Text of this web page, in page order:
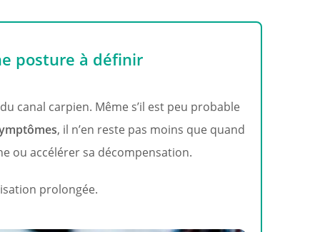
posture à définir​
canal carpien. Même s’il est peu probable
, il n’en reste pas moins que quand
ou accélérer sa décompensation.
prolongée.